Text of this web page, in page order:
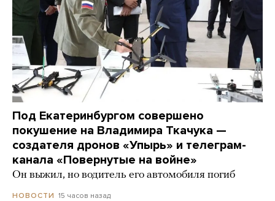
Под Екатеринбургом совершено
покушение на Владимира Ткачука —
создателя дронов «Упырь» и телеграм-
канала «Повернутые на войне»
Он выжил, но водитель его автомобиля погиб
НОВОСТИ 15 часов назад